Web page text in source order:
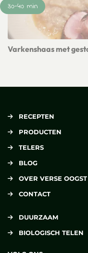
Varkenshaas met
30-40 min
Lees meer over
RECEPTEN
PRODUCTEN
TELERS
BLOG
OVER VERSE OOGST
CONTACT
DUURZAAM
BIOLOGISCH TELEN